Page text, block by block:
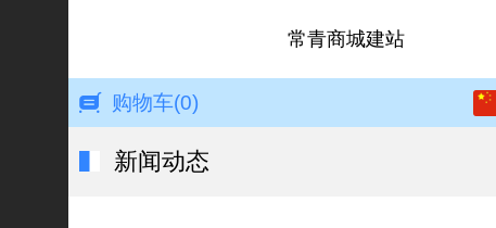
常青商城建站
购物车(0)
新闻动态